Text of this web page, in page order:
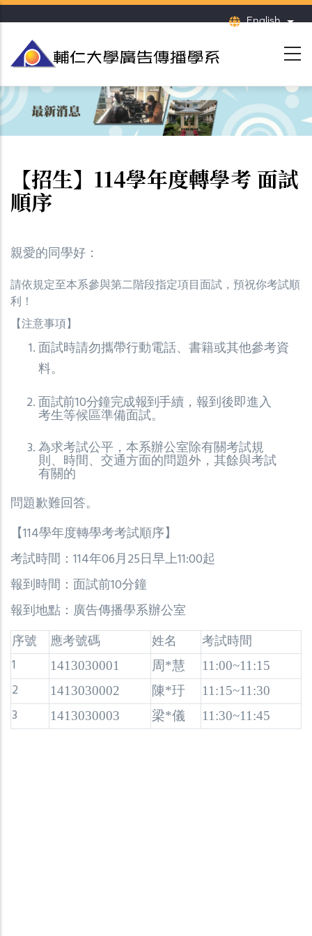
Skip
main
content
English List
【招生】114學年度轉學考 面試
順序
親愛的同學好：
請依規定至本系參與第二階段指定項目面試，預祝你考試順
利！
【注意事項】
面試時請勿攜帶行動電話、書籍或其他參考資
料。
面試前10分鐘完成報到手續，報到後即進入
考生等候區準備面試。
為求考試公平，本系辦公室除有關考試規
則、時間、交通方面的問題外，其餘與考試
有關的
問題歉難回答。
【114學年度轉學考考試順序】
考試時間：114年06月25日早上11:00起
報到時間：面試前10分鐘
報到地點：廣告傳播學系辦公室
序號
應考號碼 姓名
考試時間
1
1413030001 周*慧 11:00~11:15
2 1413030002 陳*玗 11:15~11:30
3 1413030003 梁*儀 11:30~11:45